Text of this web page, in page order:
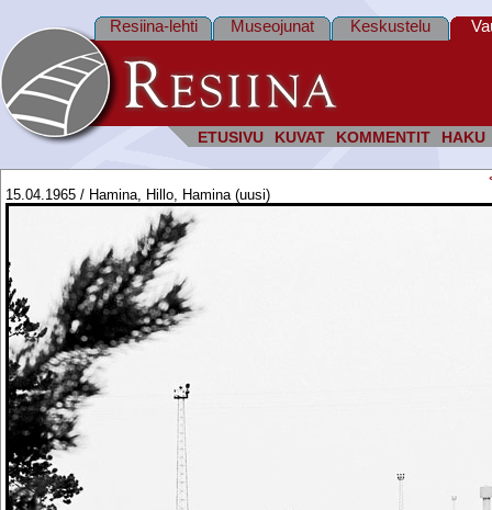
ETUSIVU KUVAT KOMMENTIT HAKU
Resiina-lehti Museojunat Keskustelu
15.04.1965 / Hamina, Hillo, Hamina (uusi)